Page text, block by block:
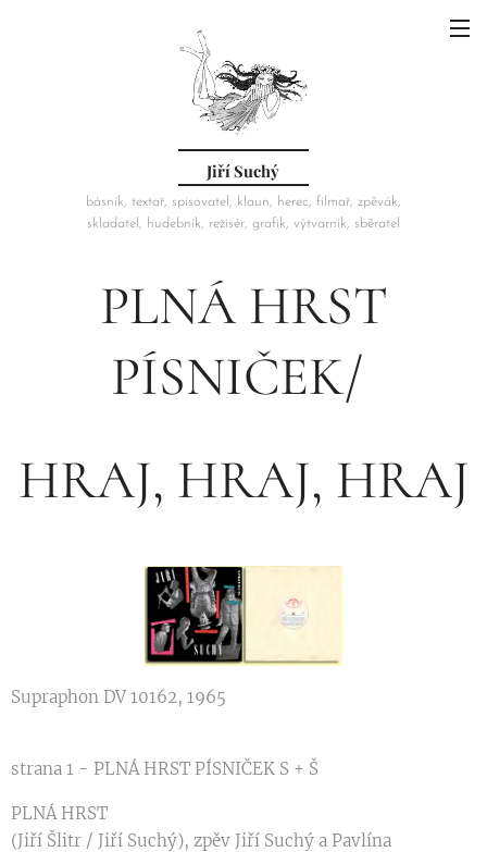
Jiří Suchý
básník, textař, spisovatel, klaun, herec, filmař, zpěvák,
skladatel, hudebník, režisér, grafik, výtvarník, sběratel
PLNÁ HRST
PÍSNIČEK/
HRAJ, HRAJ, HRAJ
Supraphon DV 10162, 1965
strana 1 - PLNÁ HRST PÍSNIČEK S + Š
PLNÁ HRST
(Jiří Šlitr / Jiří Suchý), zpěv Jiří Suchý a Pavlína